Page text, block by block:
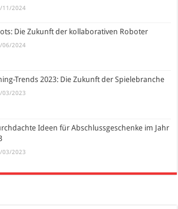
11/2024
Die Zukunft der kollaborativen Roboter
06/2024
Trends 2023: Die Zukunft der Spielebranche
03/2023
Ideen für Abschlussgeschenke im Jahr
03/2023